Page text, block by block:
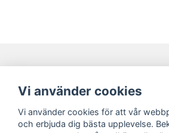
Navigering
Nyheter!
Förbeställning
Mitt
Logga in
Glömt
Vi använder cookies
Vi använder cookies för att vår
och erbjuda dig bästa upplevelse.